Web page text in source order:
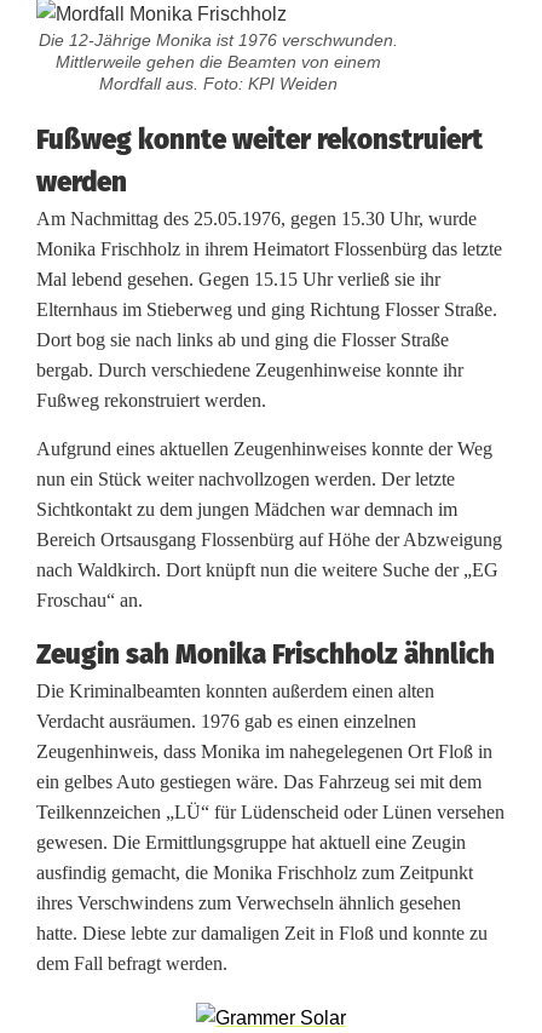
i
i
m
M
o
r
d
f
a
l
M
o
n
i
k
a
F
Die 12-Jährige Monika ist 1976 verschwunden.
Mittlerweile gehen die Beamten von einem
Mordfall aus. Foto: KPI Weiden
Fußweg konnte weiter rekonstruiert
werden
Am Nachmittag des 25.05.1976, gegen 15.30 Uhr, wurde
Monika Frischholz in ihrem Heimatort Flossenbürg das letzte
Mal lebend gesehen. Gegen 15.15 Uhr verließ sie ihr
Elternhaus im Stieberweg und ging Richtung Flosser Straße.
Dort bog sie nach links ab und ging die Flosser Straße
bergab. Durch verschiedene Zeugenhinweise konnte ihr
Fußweg rekonstruiert werden.
Aufgrund eines aktuellen Zeugenhinweises konnte der Weg
nun ein Stück weiter nachvollzogen werden. Der letzte
Sichtkontakt zu dem jungen Mädchen war demnach im
Bereich Ortsausgang Flossenbürg auf Höhe der Abzweigung
nach Waldkirch. Dort knüpft nun die weitere Suche der „EG
Froschau“ an.
Zeugin sah Monika Frischholz ähnlich
Die Kriminalbeamten konnten außerdem einen alten
Verdacht ausräumen. 1976 gab es einen einzelnen
Zeugenhinweis, dass Monika im nahegelegenen Ort Floß in
ein gelbes Auto gestiegen wäre. Das Fahrzeug sei mit dem
Teilkennzeichen „LÜ“ für Lüdenscheid oder Lünen versehen
gewesen. Die Ermittlungsgruppe hat aktuell eine Zeugin
ausfindig gemacht, die Monika Frischholz zum Zeitpunkt
ihres Verschwindens zum Verwechseln ähnlich gesehen
hatte. Diese lebte zur damaligen Zeit in Floß und konnte zu
dem Fall befragt werden.